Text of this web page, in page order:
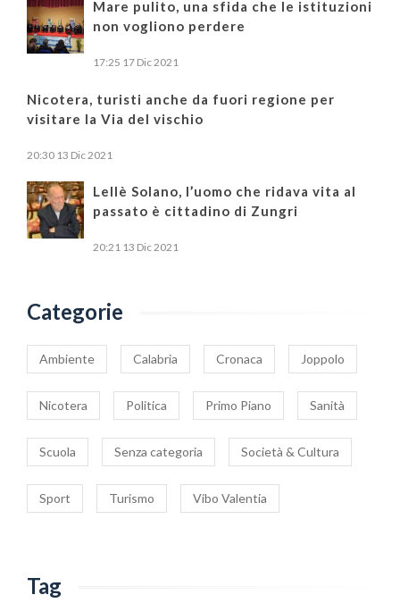
Mare pulito, una sfida che le istituzioni
non vogliono perdere
17:25 17 Dic 2021
Nicotera, turisti anche da fuori regione per
visitare la Via del vischio
20:30 13 Dic 2021
Lellè Solano, l’uomo che ridava vita al
passato è cittadino di Zungri
20:21 13 Dic 2021
Categorie
Ambiente Calabria Cronaca Joppolo
Nicotera Politica Primo Piano Sanità
Scuola Senza categoria Società & Cultura
Sport Turismo Vibo Valentia
Tag